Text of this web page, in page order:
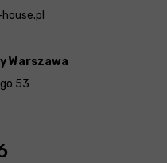
Warszawa
53